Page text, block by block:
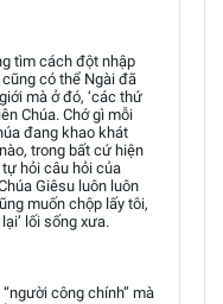
tìm cách đột nhập
có thể Ngài đã
mà ở đó, ‘các thứ
Chúa. Chớ gì mỗi
đang khao khát
trong bất cứ hiện
hỏi câu hỏi của
Giêsu luôn luôn
muốn chộp lấy tôi,
lối sống xưa.
công chính” mà